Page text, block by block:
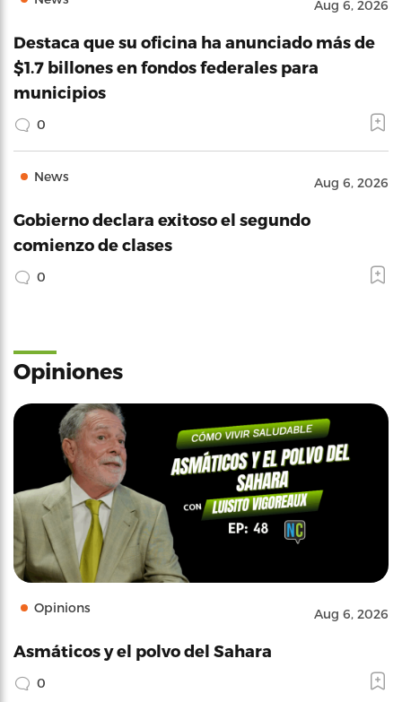
Aug 6, 2026
Destaca que su oficina ha anunciado más de
$1.7 billones en fondos federales para
municipios
0
News Aug 6, 2026
Gobierno declara exitoso el segundo
comienzo de clases
0
Opiniones
Opinions Aug 6, 2026
Asmáticos y el polvo del Sahara
0